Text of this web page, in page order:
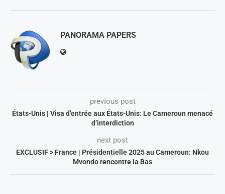
PANORAMA PAPERS
previous post
États-Unis | Visa d’entrée aux États-Unis: Le Cameroun menacé
d’interdiction
next post
EXCLUSIF > France | Présidentielle 2025 au Cameroun: Nkou
Mvondo rencontre la Bas